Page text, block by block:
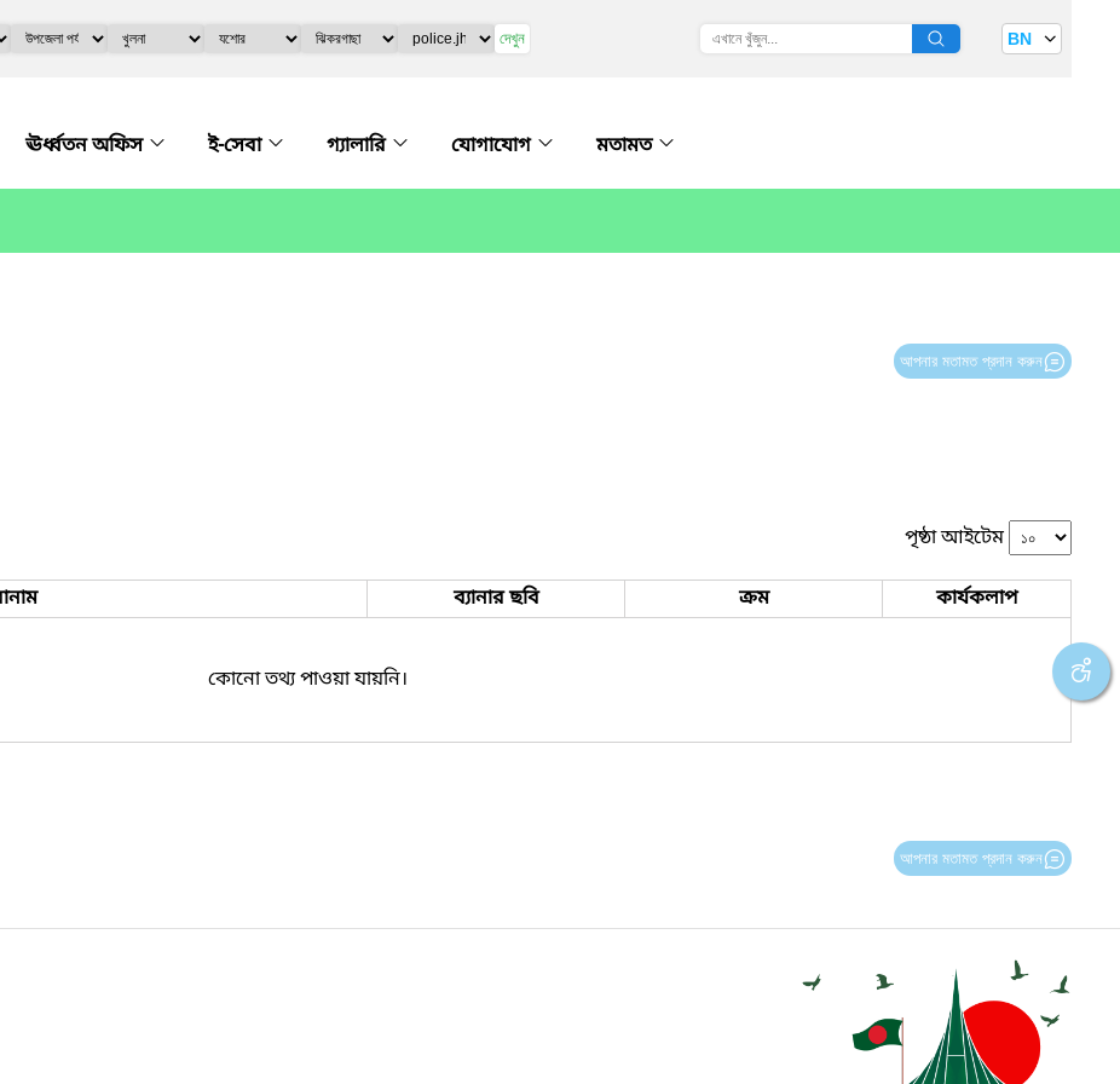
দেখুন BN
ঊর্ধ্বতন অফিস ই-সেবা গ্যালারি যোগাযোগ মতামত
আপনার মতামত প্রদান করুন
পৃষ্ঠা আইটেম
ব্যানার ছবি ক্রম কার্যকলাপ
কোনো তথ্য পাওয়া যায়নি।
আপনার মতামত প্রদান করুন